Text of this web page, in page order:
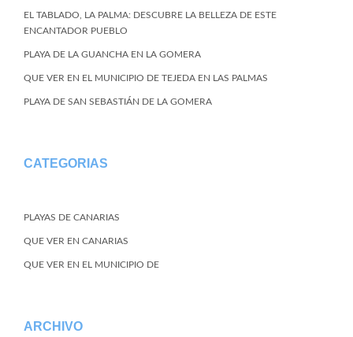
EL TABLADO, LA PALMA: DESCUBRE LA BELLEZA DE ESTE
ENCANTADOR PUEBLO
PLAYA DE LA GUANCHA EN LA GOMERA
QUE VER EN EL MUNICIPIO DE TEJEDA EN LAS PALMAS
PLAYA DE SAN SEBASTIÁN DE LA GOMERA
CATEGORIAS
PLAYAS DE CANARIAS
QUE VER EN CANARIAS
QUE VER EN EL MUNICIPIO DE
ARCHIVO